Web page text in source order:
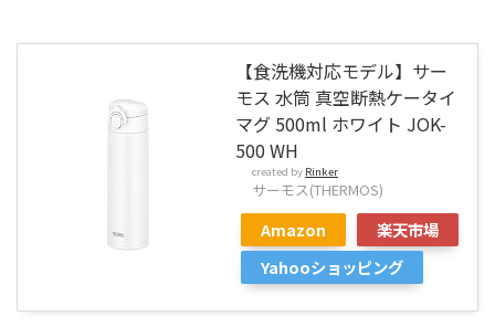
【食洗機対応モデル】サー
モス 水筒 真空断熱ケータイ
マグ 500ml ホワイト JOK-
500 WH
created by Rinker
サーモス(THERMOS)
Amazon
楽天市場
Yahooショッピング